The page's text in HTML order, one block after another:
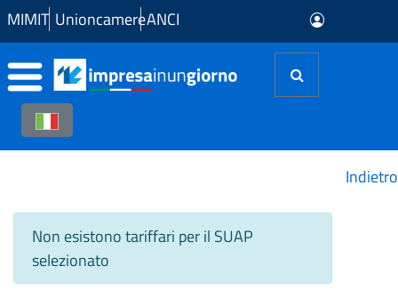
Skip to Main Content
MIMIT UnioncamereANCI
Non esistono tariffari per il SUAP
selezionato
Indietro